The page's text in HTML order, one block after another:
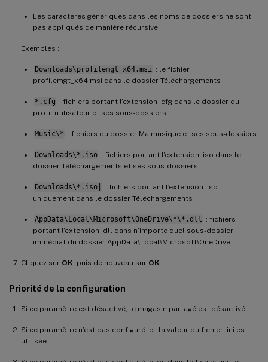
Les caractères génériques dans les noms de dossiers ne sont
pas appliqués de manière récursive.
Exemples :
Downloads\profilemgt_x64.msi
: le fichier
profilemgt_x64.msi dans le dossier Téléchargements
*.cfg : fichiers portant l’extension .cfg dans le dossier du
profil utilisateur et ses sous-dossiers
Music\* : fichiers du dossier Ma musique et ses sous-dossiers
Downloads\*.iso : fichiers portant l’extension .iso dans le
dossier Téléchargements et ses sous-dossiers
Downloads\*.iso|
: fichiers portant l’extension .iso
uniquement dans le dossier Téléchargements
AppData\Local\Microsoft\OneDrive\*\*.dll
: fichiers
portant l’extension .dll dans n’importe quel sous-dossier
immédiat du dossier AppData\Local\Microsoft\OneDrive
Cliquez sur OK , puis de nouveau sur OK
Priorité de la configuration
Si ce paramètre est désactivé, le magasin partagé est désactivé.
Si ce paramètre n’est pas configuré ici, la valeur du fichier .ini est
utilisée.